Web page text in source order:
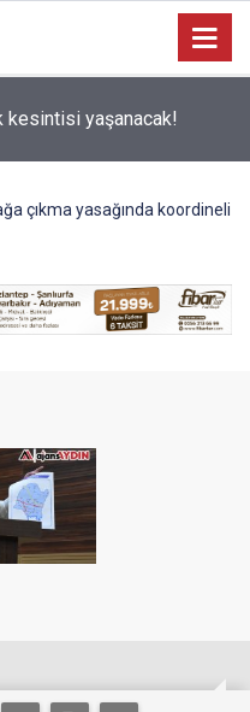
kesintisi yaşanacak!
çıkma yasağında koordineli